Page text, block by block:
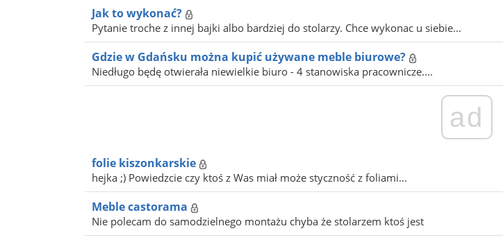
Jak to wykonać?
Pytanie troche z innej bajki albo bardziej do stolarzy. Chce wykonac u siebie...
Gdzie w Gdańsku można kupić używane meble biurowe?
Niedługo będę otwierała niewielkie biuro - 4 stanowiska pracownicze....
ad
folie kiszonkarskie
hejka ;) Powiedzcie czy ktoś z Was miał może styczność z foliami...
Meble castorama
Nie polecam do samodzielnego montażu chyba że stolarzem ktoś jest